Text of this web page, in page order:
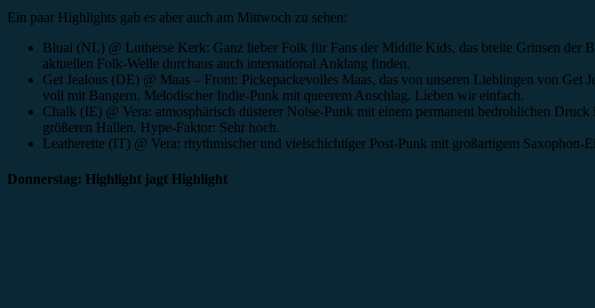
Ein paar Highlights gab es aber auch am Mittwoch zu sehen:
Bluai (NL) @ Lutherse Kerk: Ganz lieber Folk für Fans der Middle Kids, das breite Grinsen der
aktuellen Folk-Welle durchaus auch international Anklang finden.
Get Jealous (DE) @ Maas – Front: Pickepackevolles Maas, das von unseren Lieblingen von Get
voll mit Bangern. Melodischer Indie-Punk mit queerem Anschlag. Lieben wir einfach.
Chalk (IE) @ Vera: atmosphärisch düsterer Noise-Punk mit einem permanent bedrohlichen
größeren Hallen. Hype-Faktor: Sehr hoch.
Leatherette (IT) @ Vera: rhythmischer und vielschichtiger Post-Punk mit großartigem Saxophon-
Donnerstag: Highlight jagt Highlight